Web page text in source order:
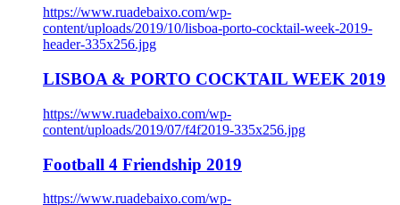
https://www.ruadebaixo.com/wp-
content/uploads/2019/10/lisboa-porto-cocktail-week-2019-
header-335x256.jpg
LISBOA & PORTO COCKTAIL WEEK 2019
https://www.ruadebaixo.com/wp-
content/uploads/2019/07/f4f2019-335x256.jpg
Football 4 Friendship 2019
https://www.ruadebaixo.com/wp-